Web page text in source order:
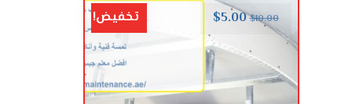
$10.00
$5.00 تخفيض!